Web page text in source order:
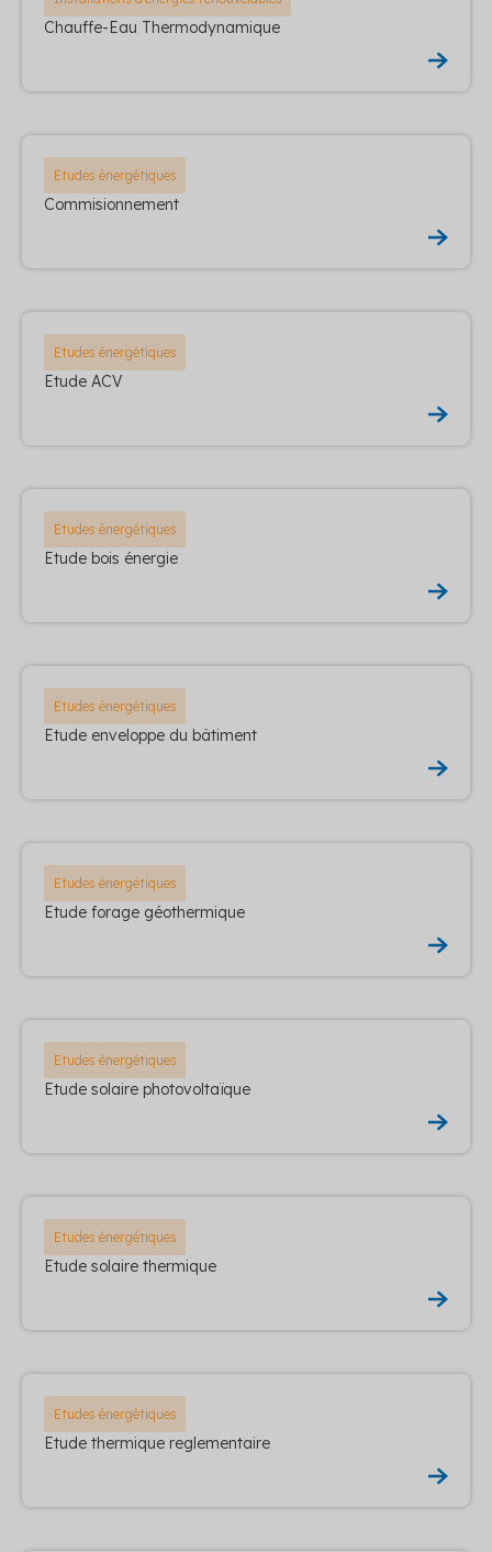
Chauffe-Eau Thermodynamique
Etudes énergétiques
Commisionnement
Etudes énergétiques
Etude ACV
Etudes énergétiques
Etude bois énergie
Etudes énergétiques
Etude enveloppe du bâtiment
Etudes énergétiques
Etude forage géothermique
Etudes énergétiques
Etude solaire photovoltaïque
Etudes énergétiques
Etude solaire thermique
Etudes énergétiques
Etude thermique reglementaire